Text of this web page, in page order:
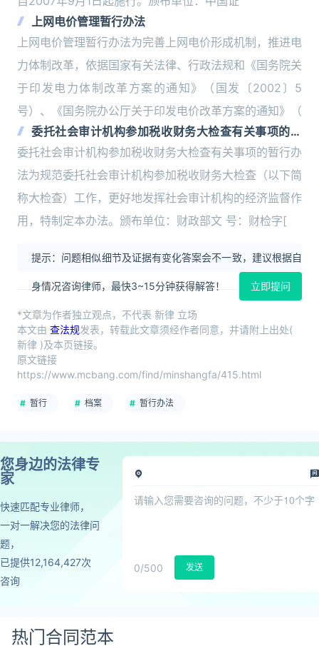
上网电价管理暂行办法
上网电价管理暂行办法为完善上网电价形成机制，推进电
力体制改革，依据国家有关法律、行政法规和《国务院关
于印发电力体制改革方案的通知》（国发〔2002〕5
号）、《国务院办公厅关于印发电价改革方案的通知》（
委托社会审计机构参加税收财务大检查有关事项的暂
行办法
委托社会审计机构参加税收财务大检查有关事项的暂行办
法为规范委托社会审计机构参加税收财务大检查（以下简
称大检查）工作，更好地发挥社会审计机构的经济监督作
用，特制定本办法。颁布单位：财政部文 号：财检字[
提示：问题相似细节及证据有变化答案会不一致，建议根据自
身情况咨询律师，最快3~15分钟获得解答！ 立即提问
*文章为作者独立观点，不代表 新律 立场
本文由 查法规发表，转载此文章须经作者同意，并请附上出处(
新律 )及本页链接。
原文链接
https://www.mcbang.com/find/minshangfa/415.html
暂行 档案 暂行办法
您身边的法律专
家
快速匹配专业律师，
一对一解决您的法律问
题，
已提供12,164,427次
咨询
0/500 发送
热门合同范本